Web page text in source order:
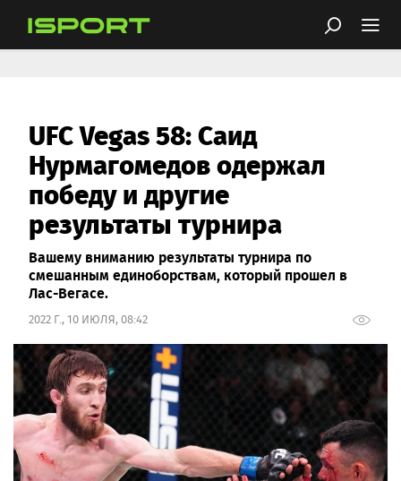
UFC Vegas 58: Саид
Нурмагомедов одержал
победу и другие
результаты турнира
Вашему вниманию результаты турнира по
смешанным единоборствам, который прошел в
Лас-Вегасе.
2022 Г., 10 ИЮЛЯ, 08:42